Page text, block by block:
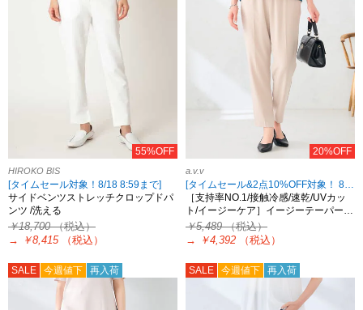
55%OFF
HIROKO BIS
[タイムセール対象！8/18 8:59まで]
サイドベンツストレッチクロップドパ
ンツ /洗える
￥18,700（税込）
→
￥8,415 （税込）
20%OFF
a.v.v
[タイムセール&2点10%OFF対象！ 8/18 8:59まで]
［支持率NO.1/接触冷感/速乾/UVカッ
ト/イージーケア］イージーテーパー…
￥5,489（税込）
→
￥4,392 （税込）
SALE 今週値下 再入荷 SALE 今週値下 再入荷